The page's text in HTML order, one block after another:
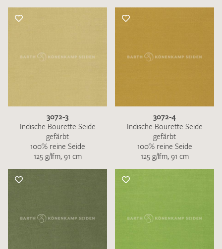
3072-3
Indische Bourette Seide
gefärbt
100% reine Seide
125 g/lfm, 91 cm
3072-4
Indische Bourette Seide
gefärbt
100% reine Seide
125 g/lfm, 91 cm